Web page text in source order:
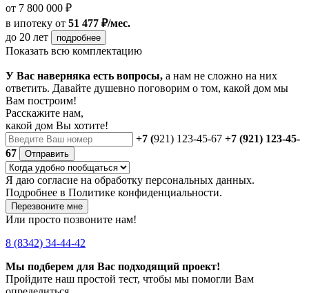
от 7 800 000 ₽
в ипотеку от 51 477 ₽/мес.
до 20 лет
подробнее
Показать всю комплектацию
У Вас наверняка есть вопросы, а нам не сложно на них
ответить. Давайте душевно поговорим о том, какой дом мы
Вам построим!
Расскажите нам,
какой дом Вы хотите!
+7 (921) 123-45-67 +7 (921) 123-45-
67
Отправить
Я даю согласие на обработку персональных данных.
Подробнее в Политике конфиденциальности.
Перезвоните мне
Или просто позвоните нам!
8 (8342) 34-44-42
Мы подберем для Вас подходящий проект!
Пройдите наш простой тест, чтобы мы помогли Вам